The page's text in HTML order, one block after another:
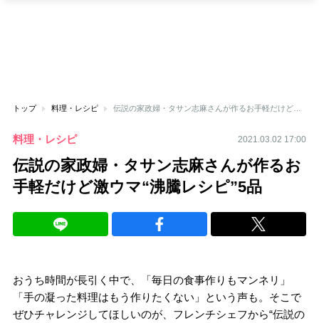
トップ 料理・レシピ 伝説の家政婦・タサン志麻さんが作るお手軽だけど激ウマ“沸騰レシピ”5品
料理・レシピ 2021.03.02 17:00
伝説の家政婦・タサン志麻さんが作るお
手軽だけど激ウマ“沸騰レシピ”5品
おうち時間が長引く中で、「毎日の食事作りもマンネリ」
「手の凝った料理はもう作りたくない」という声も。そこで
ぜひチャレンジしてほしいのが、フレンチシェフから“伝説の